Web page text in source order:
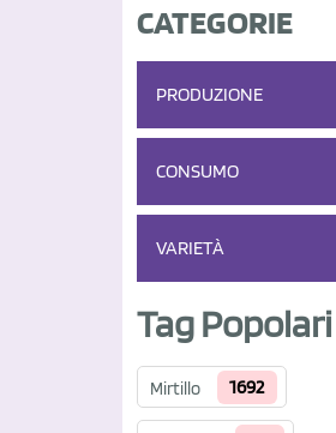
CATEGORIE
PRODUZIONE
CONSUMO
VARIETÀ
Tag Popolari
Mirtillo 1692